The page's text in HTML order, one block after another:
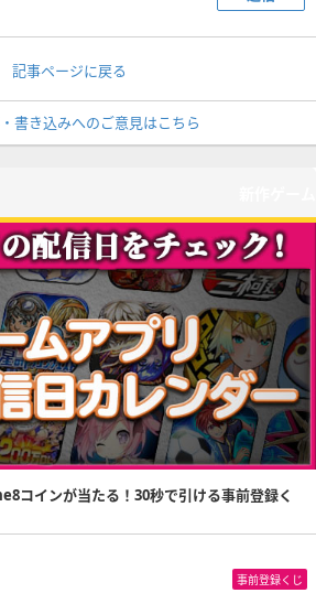
記事ページに戻る
書き込みへのご意見はこちら
コインが当たる！30秒で引ける事前登録く
事前登録くじ